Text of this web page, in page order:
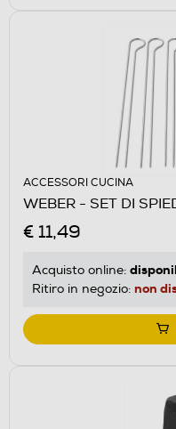
ACCESSORI CUCINA
WEBER - SET DI
€ 11,49
Acquisto online:
Ritiro in negozio: non